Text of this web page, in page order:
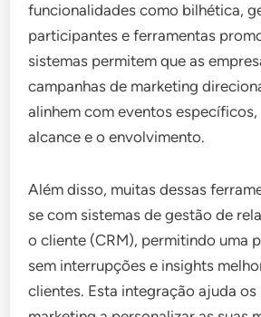
funcionalidades como bilhética,
participantes e ferramentas
sistemas permitem que as
campanhas de marketing
alinhem com eventos
alcance e o envolvimento.
Além disso, muitas dessas
se com sistemas de gestão de
o cliente (CRM), permitindo uma
sem interrupções e insights
clientes. Esta integração ajuda